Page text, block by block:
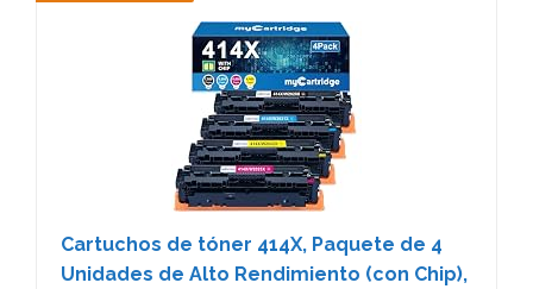
Cartuchos de tóner 414X, Paquete de 4
Unidades de Alto Rendimiento (con Chip),